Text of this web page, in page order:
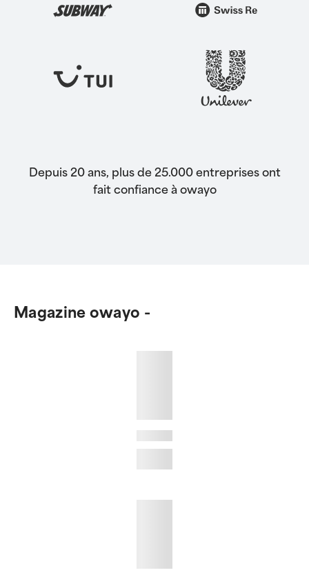
Depuis 20 ans, plus de 25.000 entreprises ont
fait confiance à owayo
Magazine owayo -